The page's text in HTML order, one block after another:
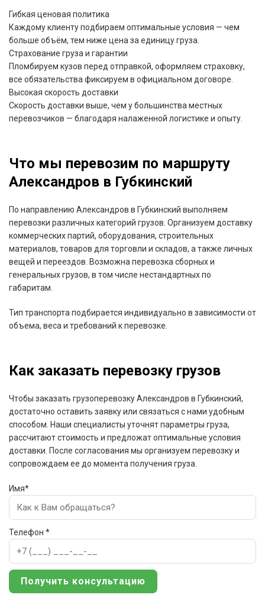
Гибкая ценовая политика
Каждому клиенту подбираем оптимальные условия — чем
больше объём, тем ниже цена за единицу груза.
Страхование груза и гарантии
Пломбируем кузов перед отправкой, оформляем страховку,
все обязательства фиксируем в официальном договоре.
Высокая скорость доставки
Скорость доставки выше, чем у большинства местных
перевозчиков — благодаря налаженной логистике и опыту.
Что мы перевозим по маршруту
Александров в Губкинский
По направлению Александров в Губкинский выполняем
перевозки различных категорий грузов. Организуем доставку
коммерческих партий, оборудования, строительных
материалов, товаров для торговли и складов, а также личных
вещей и переездов. Возможна перевозка сборных и
генеральных грузов, в том числе нестандартных по
габаритам.
Тип транспорта подбирается индивидуально в зависимости от
объема, веса и требований к перевозке.
Как заказать перевозку грузов
Чтобы заказать грузоперевозку Александров в Губкинский,
достаточно оставить заявку или связаться с нами удобным
способом. Наши специалисты уточнят параметры груза,
рассчитают стоимость и предложат оптимальные условия
доставки. После согласования мы организуем перевозку и
сопровождаем ее до момента получения груза.
Имя*
Телефон *